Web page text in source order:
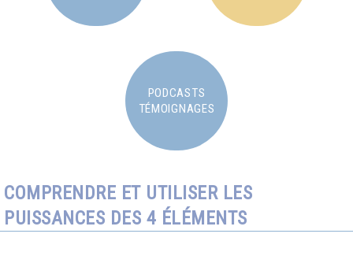
PODCASTS
TÉMOIGNAGES
COMPRENDRE ET UTILISER LES
PUISSANCES DES 4 ÉLÉMENTS